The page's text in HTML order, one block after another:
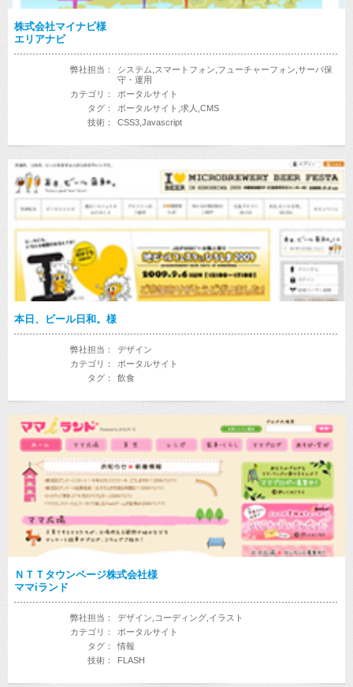
株式会社マイナビ様
エリアナビ
弊社担当：
システム,スマートフォン,フューチャーフォン,サーバ保
守・運用
カテゴリ：
ポータルサイト
タグ：
ポータルサイト,求人,CMS
技術：
CSS3,Javascript
本日、ビール日和。様
弊社担当：
デザイン
カテゴリ：
ポータルサイト
タグ：
飲食
ＮＴＴタウンページ株式会社様
ママiランド
弊社担当：
デザイン,コーディング,イラスト
カテゴリ：
ポータルサイト
タグ：
情報
技術：
FLASH